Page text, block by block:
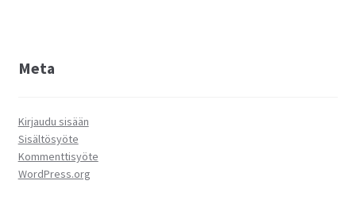
Meta
Kirjaudu sisään
Sisältösyöte
Kommenttisyöte
WordPress.org